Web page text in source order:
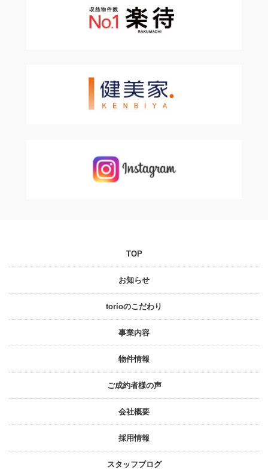
TOP
お知らせ
torioのこだわり
事業内容
物件情報
ご成約者様の声
会社概要
採⽤情報
スタッフブログ